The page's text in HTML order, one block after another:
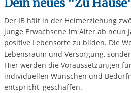
Dein neues "Zu
Der IB hält in der Heimerziehung
junge Erwachsene im Alter ab neun
positive Lebensorte zu bilden. Die
Lebensraum und Versorgung,
Hier werden die Voraussetzungen
individuellen Wünschen und
entspricht, geschaffen.